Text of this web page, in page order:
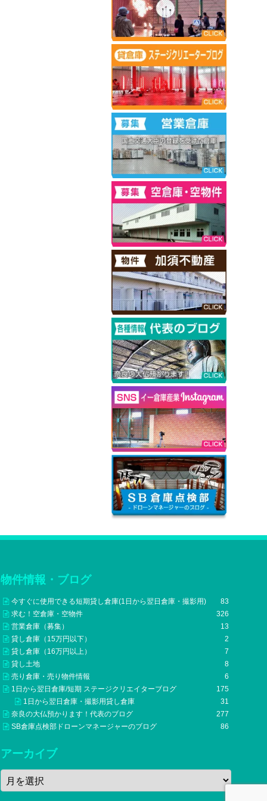
物件情報・ブログ
今すぐに使用できる短期貸し倉庫(1日から翌日倉庫・撮影用)
83
求む！空倉庫・空物件
326
営業倉庫（募集）
13
貸し倉庫（15万円以下）
2
貸し倉庫（16万円以上）
7
貸し土地
8
売り倉庫・売り物件情報
6
1日から翌日倉庫/短期 ステージクリエイターブログ
175
1日から翌日倉庫・撮影用貸し倉庫
31
奈良の大仏預かります！代表のブログ
277
SB倉庫点検部ドローンマネージャーのブログ
86
アーカイブ